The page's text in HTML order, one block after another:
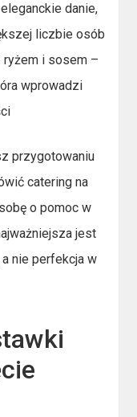
danie,
liczbie osób
ryżem i sosem –
wprowadzi
przygotowaniu
catering na
o pomoc w
jest
nie perfekcja w